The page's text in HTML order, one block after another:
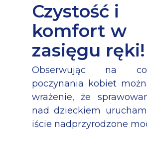
Czystość i
komfort w
zasięgu ręki!
Obserwując na
poczynania kobiet
wrażenie, że
nad dzieckiem
iście nadprzyrodzone